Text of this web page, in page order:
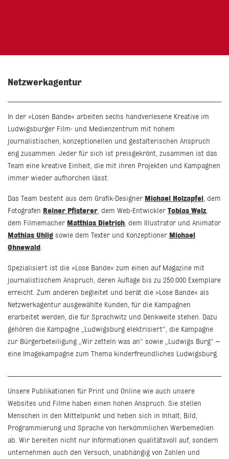
Netzwerkagentur
In der »Losen Bande« arbeiten sechs handverlesene Kreative im
Ludwigsburger Film- und Medienzentrum mit hohem
journalistischen, konzeptionellen und gestalterischen Anspruch
eng zusammen. Jeder für sich ist preisgekrönt, zusammen ist das
Team eine kreative Einheit, die mit ihren Projekten und Kampagnen
immer wieder aufhorchen lässt.
Das Team besteht aus dem Grafik-Designer Michael Holzapfel , dem
Fotografen Reiner Pfisterer , dem Web-Entwickler Tobias Welz
dem Filmemacher Matthias Dietrich , dem Illustrator und Animator
Mathias Uhlig sowie dem Texter und Konzeptioner Michael
Ohnewald
Spezialisiert ist die »Lose Bande« zum einen auf Magazine mit
journalistischem Anspruch, deren Auflage bis zu 250.000 Exemplare
erreicht. Zum anderen begleitet und berät die »Lose Bande« als
Netzwerkagentur ausgewählte Kunden, für die Kampagnen
erarbeitet werden, die für Sprachwitz und Denkweite stehen. Dazu
gehören die Kampagne „Ludwigsburg elektrisiert“, die Kampagne
zur Bürgerbeteiligung „Wir zetteln was an“ sowie „Ludwigs Burg“ –
eine Imagekampagne zum Thema kinderfreundliches Ludwigsburg.
Unsere Publikationen für Print und Online wie auch unsere
Websites und Filme haben einen hohen Anspruch. Sie stellen
Menschen in den Mittelpunkt und heben sich in Inhalt, Bild,
Programmierung und Sprache von herkömmlichen Werbemedien
ab. Wir bereiten nicht nur Informationen qualitätsvoll auf, sondern
unternehmen auch den Versuch, unabhängig von Zahlen und